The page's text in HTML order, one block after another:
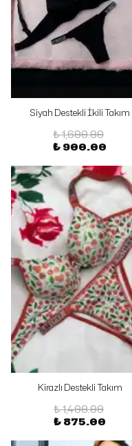
Siyah Destekli İkili Takım
₺ 1,600.00
₺ 900.00
Kirazlı Destekli Takım
₺ 1,400.00
₺ 875.00